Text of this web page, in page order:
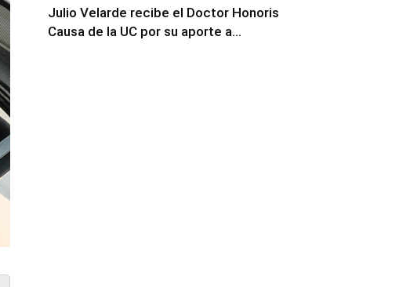
Julio Velarde recibe el Doctor Honoris
Causa de la UC por su aporte a...